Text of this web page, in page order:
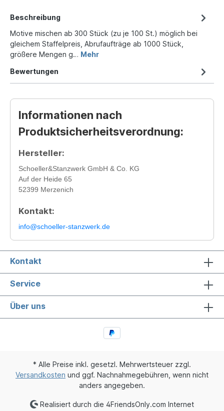
Beschreibung
Motive mischen ab 300 Stück (zu je 100 St.) möglich bei
gleichem Staffelpreis, Abrufaufträge ab 1000 Stück,
größere Mengen g… Mehr
Bewertungen
Informationen nach
Produktsicherheitsverordnung:
Hersteller:
Schoeller&Stanzwerk GmbH & Co. KG
Auf der Heide 65
52399 Merzenich
Kontakt:
info@schoeller-stanzwerk.de
Kontakt
Service
Über uns
* Alle Preise inkl. gesetzl. Mehrwertsteuer zzgl.
Versandkosten und ggf. Nachnahmegebühren, wenn nicht
anders angegeben.
Realisiert durch die 4FriendsOnly.com Internet